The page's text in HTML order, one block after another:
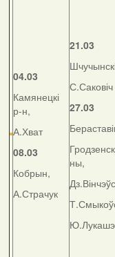
04.03
Камянецкі
р-н,
А.Хват
08.03
Кобрын,
А.Страчук
21.03
С.Саковіч
27.03
ны,